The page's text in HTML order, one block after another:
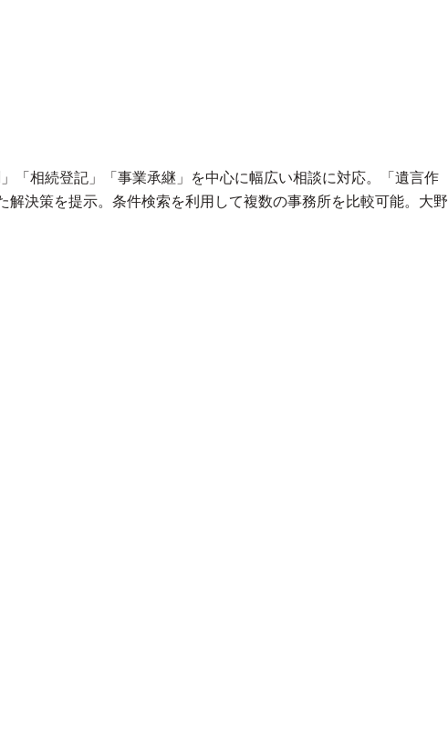
「相続登記」「事業承継」を中心に幅広い相談に対応。「遺言作
決策を提示。条件検索を利用して複数の事務所を比較可能。大野